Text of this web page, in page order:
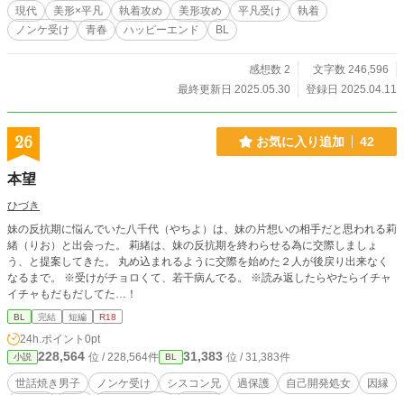
現代 美形×平凡 執着攻め 美形攻め 平凡受け
執着
ノンケ受け
青春 ハッピーエンド BL
感想数 2
文字数 246,596
最終更新日 2025.05.30
登録日 2025.04.11
26 お気に入り追加 42
本望
ひづき
妹の反抗期に悩んでいた八千代（やちよ）は、妹の片想いの相手だと思われる莉
緒（りお）と出会った。 莉緒は、妹の反抗期を終わらせる為に交際しましょ
う、と提案してきた。 丸め込まれるように交際を始めた２人が後戻り出来なく
なるまで。 ※受けがチョロくて、若干病んでる。 ※読み返したらやたらイチャ
イチャもだもだしてた…！
BL 完結 短編 R18
24h.ポイント 0pt
小説 228,564 位 / 228,564件 BL 31,383 位 / 31,383件
世話焼き男子 ノンケ受け シスコン兄 過保護 自己開発処女
因縁